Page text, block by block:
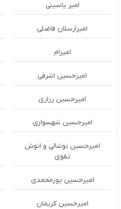
امیر یاسینی
امیرارسلان فاضلی
امیرام
امیرحسین اشرفی
امیرحسین رزازی
امیرحسین شهسواری
امیرحسین نوشالی و انوش
تقوی
امیرحسین پورمحمدی
امیرحسین کریمان